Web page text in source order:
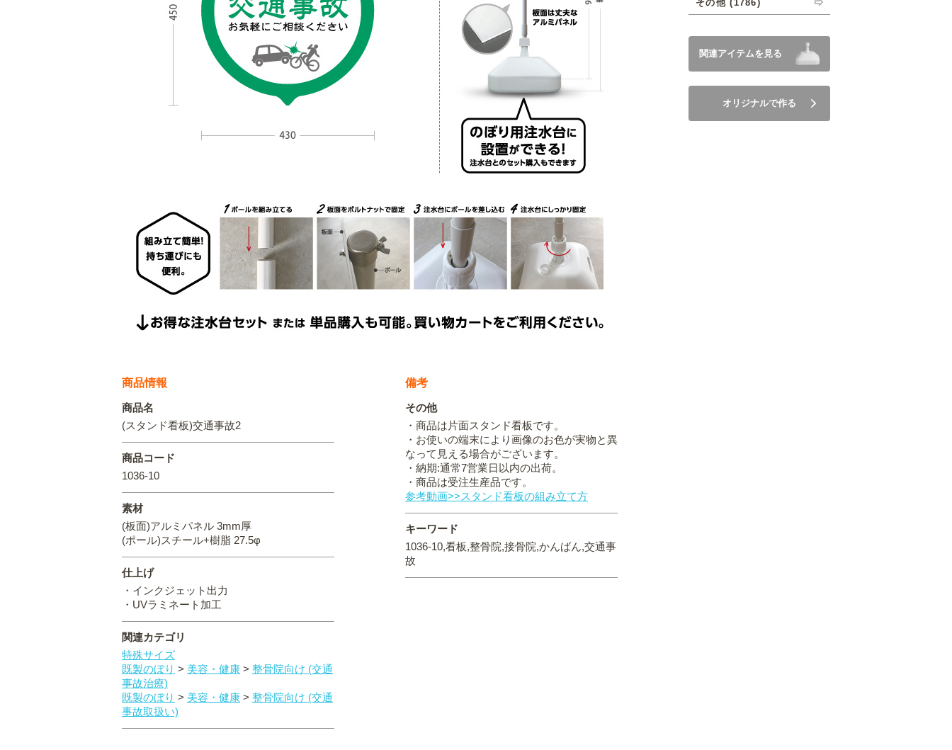
商品情報
商品名
(スタンド看板)交通事故2
商品コード
1036-10
素材
(板面)アルミパネル 3mm厚
(ポール)スチール+樹脂 27.5φ
仕上げ
・インクジェット出力
・UVラミネート加工
関連カテゴリ
特殊サイズ
既製のぼり > 美容・健康 > 整骨院向け (交通
事故治療)
既製のぼり > 美容・健康 > 整骨院向け (交通
事故取扱い)
備考
その他
・商品は片面スタンド看板です。
・お使いの端末により画像のお色が実物と異
なって見える場合がございます。
・納期:通常7営業日以内の出荷。
・商品は受注生産品です。
参考動画>>スタンド看板の組み立て方
キーワード
1036-10,看板,整骨院,接骨院,かんばん,交通事
故
その他 (1786)
関連アイテムを見る
オリジナルで作る